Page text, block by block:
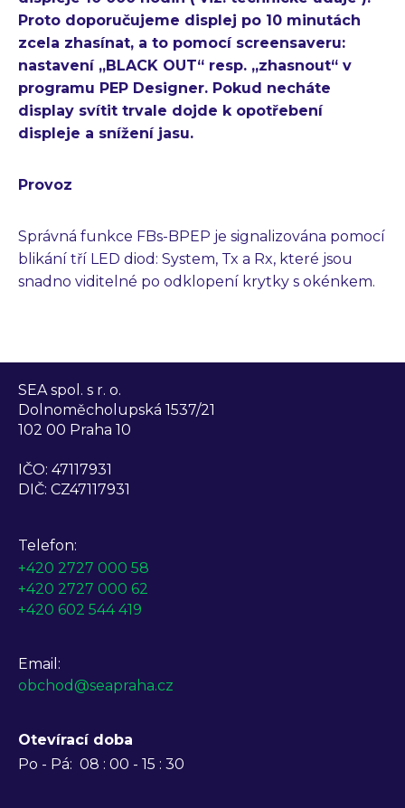
Proto doporučujeme displej po 10 minutách
zcela zhasínat, a to pomocí screensaveru:
nastavení „BLACK OUT“ resp. „zhasnout“ v
programu PEP Designer. Pokud necháte
display svítit trvale dojde k opotřebení
displeje a snížení jasu.
Provoz
Správná funkce FBs-BPEP je signalizována pomocí
blikání tří LED diod: System, Tx a Rx, které jsou
snadno viditelné po odklopení krytky s okénkem.
SEA spol. s r. o.
Dolnoměcholupská 1537/21
102 00 Praha 10
IČO: 47117931
DIČ: CZ47117931
Telefon:
+420 2727 000 58
+420 2727 000 62
+420 602 544 419
Email:
obchod@seapraha.cz
Otevírací doba
Po - Pá: 08 : 00 - 15 : 30